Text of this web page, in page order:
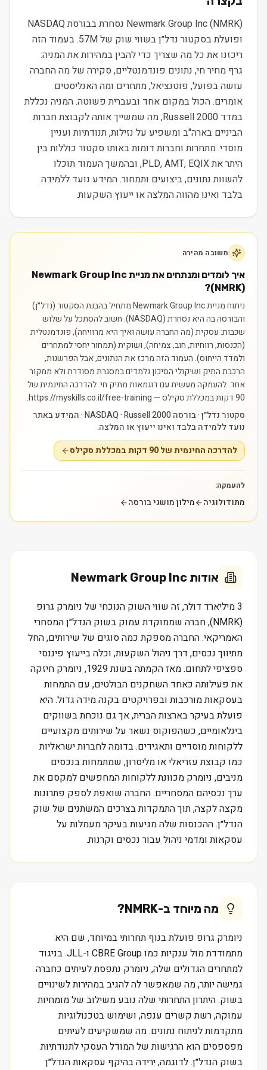
Newmark Group Inc (NMRK) נסחרת בבורסת NASDAQ
ופועלת בסקטור נדל״ן בשווי שוק של 57M. בעמוד הזה
ריכזנו את כל מה שצריך כדי להבין במהירות את המניה:
גרף מחיר חי, נתונים פונדמנטליים, סקירה של מה החברה
עושה בפועל, פוטנציאל, מתחרים ומה האנליסטים
אומרים. הכול במקום אחד ובעברית פשוטה. המניה נכללת
במדד Russell 2000, מה שמשייך אותה לקבוצת חברות
הביניים בארה"ב ומשפיע על נזילות, תנודתיות ועניין
מוסדי. מתחרות וחברות דומות באותו סקטור כוללות בין
היתר את PLD, AMT, EQIX, ובהמשך העמוד תוכלו
להשוות נתונים, ביצועים ותמחור. המידע נועד ללמידה
בלבד ואינו מהווה המלצה או ייעוץ השקעות.
תשובה מהירה
איך לומדים ומנתחים את מניית Newmark Group Inc
(NMRK)?
ניתוח מניית Newmark Group Inc מתחיל בהבנת הסקטור (נדל״ן)
והבורסה בה היא נסחרת (NASDAQ). חשוב להסתכל על שלוש
שכבות: עסקית (מה החברה עושה ואיך היא מרוויחה), פונדמנטלית
(הכנסות, רווחיות, חוב, צמיחה), ושוקית (תמחור יחסי למתחרים
ולמדד הייחוס). העמוד הזה מרכז את הנתונים, אבל הפרשנות,
הרכבת התיק ושיקולי הסיכון נלמדים במסגרת מסודרת ולא ממקור
אחד.להעמקה מעשית עם דוגמאות מתיק חי: להדרכה החינמית של
90 דקות במכללת סקילס — https://myskills.co.il/free-training.
סקטור נדל״ן · בורסה NASDAQ · Russell 2000 · המידע באתר
נועד ללמידה בלבד ואינו ייעוץ או המלצה.
להדרכה החינמית של 90 דקות במכללת סקילס
להעמקה:
מתודולוגיה מילון מושגי בורסה
אודות Newmark Group Inc
3 מיליארד דולר, זה שווי השוק הנוכחי של ניומרק גרופ
(NMRK), חברה שממוקדת עמוק בשוק הנדל״ן המסחרי
האמריקאי. החברה מספקת כמה סוגים של שירותים, החל
מתיווך נכסים, דרך ניהול השקעות, וכלה בייעוץ פיננסי
ספציפי לתחום. מאז הקמתה בשנת 1929, ניומרק חיזקה
את פעילותה כאחד השחקנים הבולטים, עם התמחות
בעסקאות מורכבות ובפרויקטים בקנה מידה גדול. היא
פועלת בעיקר בארצות הברית, אך גם נוכחת בשווקים
בינלאומיים, כשהפוקוס נשאר על שירותים מקצועיים
ללקוחות מוסדיים ותאגידים. בדומה לחברות ישראליות
כמו קבוצת עזריאלי או מליסרון, שמתמחות בנכסים
מניבים, ניומרק מכוונת ללקוחות המחפשים למקסם את
ערך נכסיהם המסחריים. החברה שואפת לספק פתרונות
מקצה לקצה, תוך התמקדות בצרכים המשתנים של שוק
הנדל״ן. ההכנסות שלה מגיעות בעיקר מעמלות על
עסקאות ומדמי ניהול עבור נכסים וקרנות.
מה מיוחד ב-NMRK
?
ניומרק גרופ פועלת בנוף תחרותי במיוחד, שם היא
מתמודדת מול ענקיות כמו CBRE Group ו-JLL. בניגוד
למתחרים הגדולים שלה, ניומרק נתפסת לעיתים כחברה
גמישה יותר, מה שמאפשר לה להגיב במהירות לשינויים
בשוק. היתרון התחרותי שלה נובע משילוב של מומחיות
עמוקה, רשת קשרים ענפה, ושימוש בטכנולוגיות
מתקדמות לניתוח נתונים. מה שמשקיעים לעיתים
מפספסים הוא הרגישות של המודל העסקי לתנודתיות
בשוק הנדל״ן. לדוגמה, ירידה בהיקף עסקאות הנדל״ן